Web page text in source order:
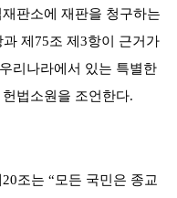
판소에 재판을 청구하는
제75조 제3항이 근거가
리나라에서 있는 특별한
법소원을 조언한다.
조는 “모든 국민은 종교